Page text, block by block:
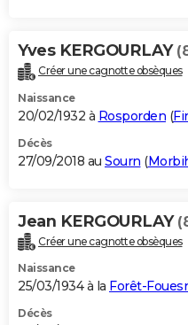
Yves KERGOURLAY
Créer une cagnotte obsèques
Naissance
20/02/1932 à Rosporden (
Décès
27/09/2018 au Sourn (
Jean KERGOURLAY
Créer une cagnotte obsèques
Naissance
25/03/1934 à la Forêt-
Décès